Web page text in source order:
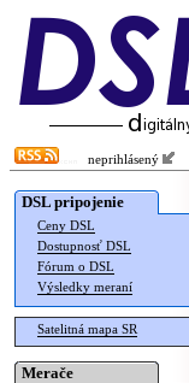
neprihlásený
DSL pripojenie
Ceny DSL
Dostupnosť DSL
Fórum o DSL
Výsledky meraní
Satelitná mapa SR
Merače